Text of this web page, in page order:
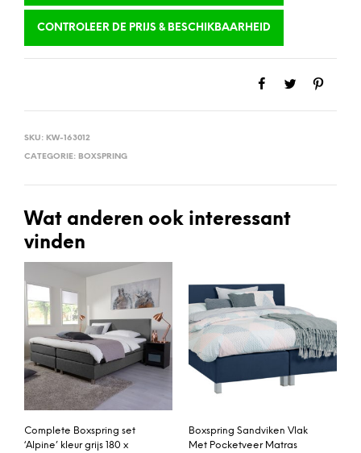
CONTROLEER DE PRIJS & BESCHIKBAARHEID
SKU: KW-163012
CATEGORIE: BOXSPRING
Wat anderen ook interessant
vinden
Complete Boxspring set
‘Alpine’ kleur grijs 180 x
Boxspring Sandviken Vlak
Met Pocketveer Matras